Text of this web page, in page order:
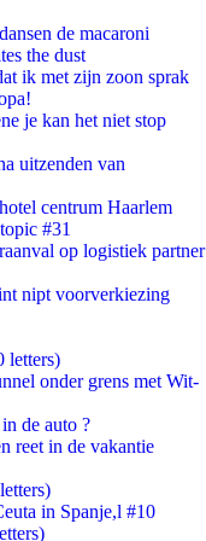
de macaroni
the dust
ik met zijn zoon sprak
je kan het niet stop
uitzenden van
centrum Haarlem
#31
op logistiek partner
nipt voorverkiezing
letters)
onder grens met Wit-
de auto ?
reet in de vakantie
in Spanje,l #10